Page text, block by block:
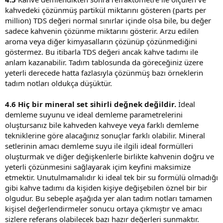
kahvedeki çözünmüş partikül miktarını gösteren (parts per
million) TDS değeri normal sınırlar içinde olsa bile, bu değer
sadece kahvenin çözünme miktarını gösterir. Arzu edilen
aroma veya diğer kimyasalların çözünüp çözünmediğini
göstermez. Bu itibarla TDS değeri ancak kahve tadımı ile
anlam kazanabilir. Tadım tablosunda da göreceğiniz üzere
yeterli derecede hatta fazlasıyla çözünmüş bazı örneklerin
tadım notları oldukça düşüktür.
4.6 Hiç bir mineral set sihirli değnek değildir. İdeal
demleme suyunu ve ideal demleme parametrelerini
oluştursanız bile kahveden kahveye veya farklı demleme
tekniklerine göre alacağınız sonuçlar farklı olabilir. Mineral
setlerinin amacı demleme suyu ile ilgili ideal formülleri
oluşturmak ve diğer değişkenlerle birlikte kahvenin doğru ve
yeterli çözünmesini sağlayarak içim keyfini maksimize
etmektir. Unutulmamalıdır ki ideal tek bir su formülü olmadığı
gibi kahve tadımı da kişiden kişiye değişebilen öznel bir bir
olgudur. Bu sebeple aşağıda yer alan tadım notları tamamen
kişisel değerlendirmeler sonucu ortaya çıkmıştır ve amacı
sizlere referans olabilecek bazı hazır değerleri sunmaktır.